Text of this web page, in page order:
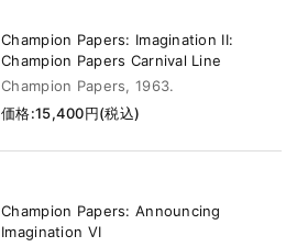
Champion Papers: Imagination II:
Champion Papers Carnival Line
Champion Papers, 1963.
価格:15,400円(税込)
Champion Papers: Announcing
Imagination VI